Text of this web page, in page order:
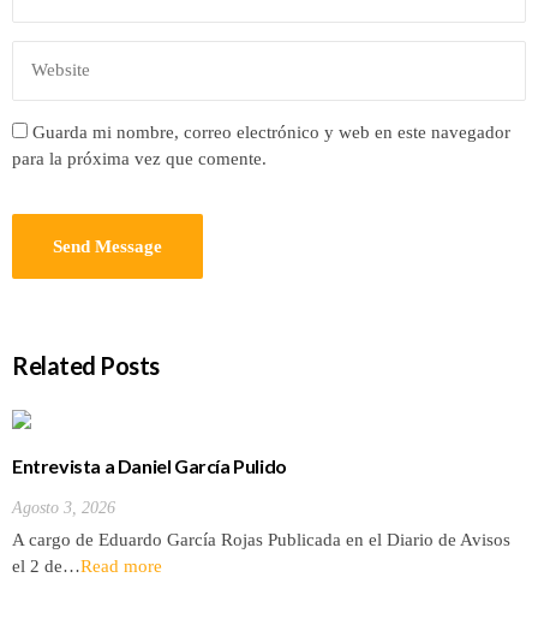
Guarda mi nombre, correo electrónico y web en este navegador
para la próxima vez que comente.
Related Posts
Entrevista a Daniel García Pulido
Agosto 3, 2026
A cargo de Eduardo García Rojas Publicada en el Diario de Avisos
el 2 de…Read more